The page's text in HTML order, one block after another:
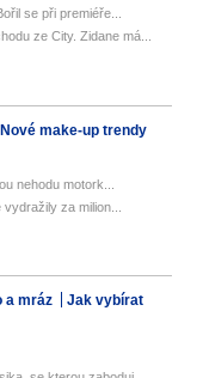
se při premiéře...
ze City. Zidane má...
Nové make-up trendy
nehodu motork...
za milion...
a mráz
Jak vybírat